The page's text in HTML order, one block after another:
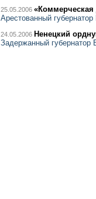
25.05.2006 «Коммерческая
Арестованный
24.05.2006 Ненецкий
Задержанный губернатор